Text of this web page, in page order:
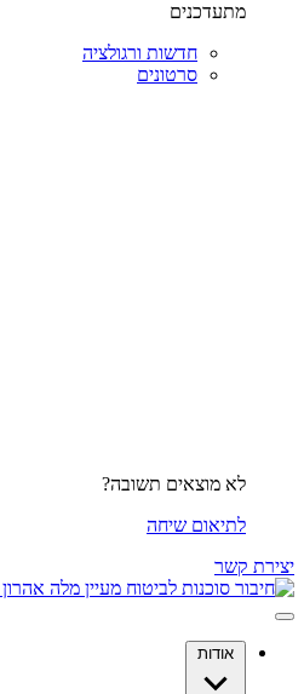
מתעדכנים
חדשות ורגולציה
סרטונים
לא מוצאים תשובה?
לתיאום שיחה
יצירת קשר
אודות